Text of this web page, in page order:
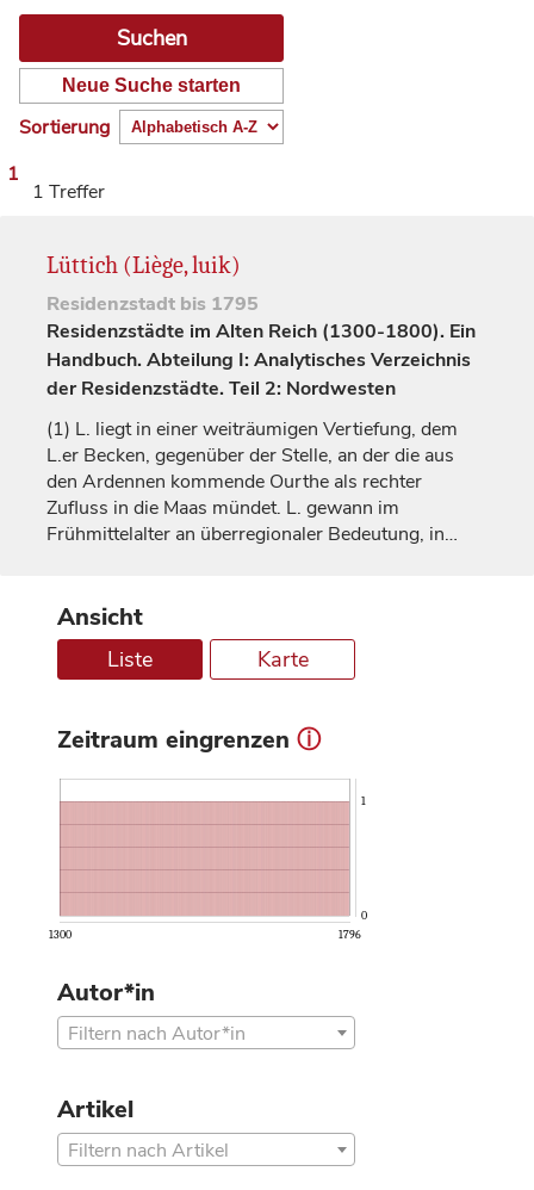
Neue Suche starten
Sortierung
1
1 Treffer
Lüttich (Liège, luik)
Residenzstadt bis 1795
Residenzstädte im Alten Reich (1300-1800). Ein
Handbuch. Abteilung I: Analytisches Verzeichnis
der Residenzstädte. Teil 2: Nordwesten
(1) L. liegt in einer weiträumigen Vertiefung, dem
L.er Becken, gegenüber der Stelle, an der die aus
den Ardennen kommende Ourthe als rechter
Zufluss in die Maas mündet. L. gewann im
Frühmittelalter an überregionaler Bedeutung, in…
Ansicht
Liste Karte
Zeitraum eingrenzen ⓘ
1300 1796
0
1
Autor*in
Filtern nach Autor*in
Artikel
Filtern nach Artikel